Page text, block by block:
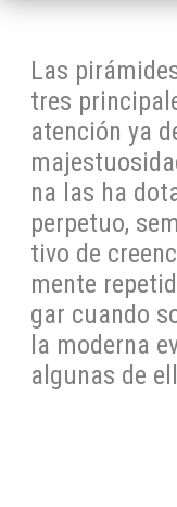
Las
tres
aten­ción ya
na las ha
per­pe­tuo,
ti­vo de
men­te
gar cuan­do
la mo­der­na
al­gu­nas de